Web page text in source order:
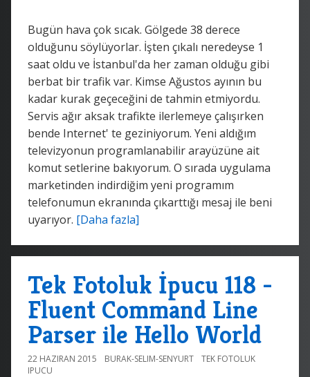
Bugün hava çok sıcak. Gölgede 38 derece
olduğunu söylüyorlar. İşten çıkalı neredeyse 1
saat oldu ve İstanbul'da her zaman olduğu gibi
berbat bir trafik var. Kimse Ağustos ayının bu
kadar kurak geçeceğini de tahmin etmiyordu.
Servis ağır aksak trafikte ilerlemeye çalışırken
bende Internet' te geziniyorum. Yeni aldığım
televizyonun programlanabilir arayüzüne ait
komut setlerine bakıyorum. O sırada uygulama
marketinden indirdiğim yeni programım
telefonumun ekranında çıkarttığı mesaj ile beni
uyarıyor. [Daha fazla]
Tek Fotoluk İpucu 118 -
Fluent Command Line
Parser ile Hello World
22 HAZIRAN 2015 BURAK-SELIM-SENYURT
TEK FOTOLUK
IPUCU